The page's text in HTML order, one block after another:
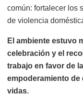
común: fortalecer los
de violencia
El ambiente estuvo
celebración y el
trabajo en favor de
empoderamiento
vidas.